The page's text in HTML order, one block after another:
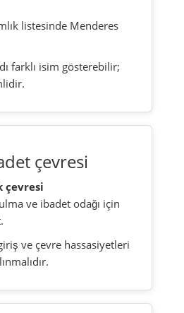
listesinde Menderes
farklı isim gösterebilir;
çevresi
çevresi
ve ibadet odağı için
ve çevre hassasiyetleri